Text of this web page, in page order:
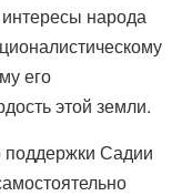
народа
его
этой земли.
поддержки Садии